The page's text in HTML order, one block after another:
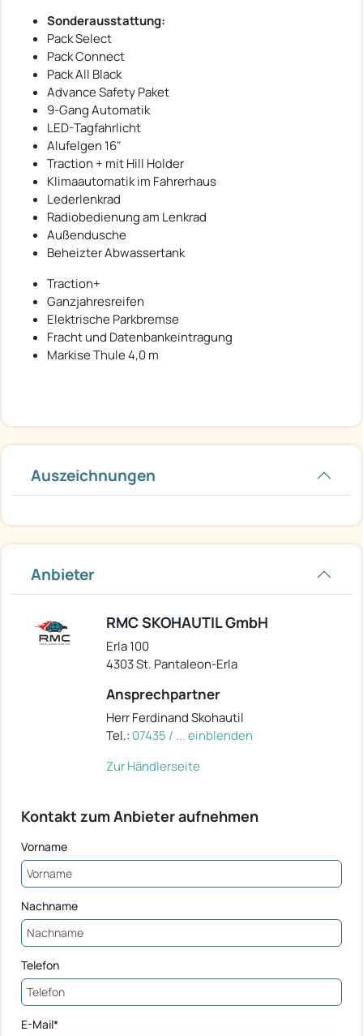
Sonderausstattung:
Pack Select
Pack Connect
Pack All Black
Advance Safety Paket
9-Gang Automatik
LED-Tagfahrlicht
Alufelgen 16"
Traction + mit Hill Holder
Klimaautomatik im Fahrerhaus
Lederlenkrad
Radiobedienung am Lenkrad
Außendusche
Beheizter Abwassertank
Traction+
Ganzjahresreifen
Elektrische Parkbremse
Fracht und Datenbankeintragung
Markise Thule 4,0 m
Auszeichnungen
Anbieter
RMC SKOHAUTIL GmbH
Erla 100
4303 St. Pantaleon-Erla
Ansprechpartner
Herr Ferdinand Skohautil
Tel.: 07435 / ... einblenden
Zur Händlerseite
Kontakt zum Anbieter aufnehmen
Vorname
Nachname
Telefon
E-Mail*